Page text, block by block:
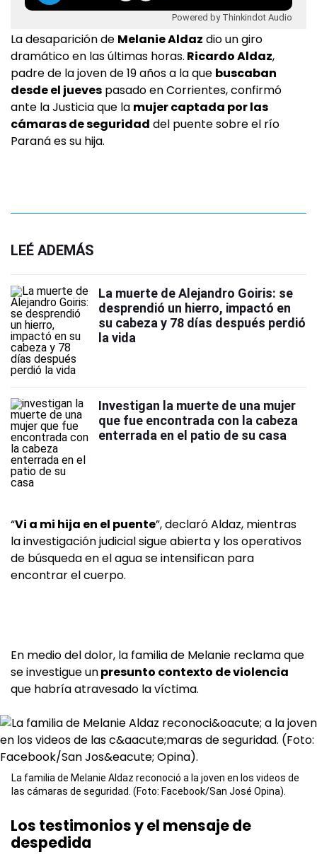
Powered by Thinkindot Audio
La desaparición de Melanie Aldaz dio un giro
dramático en las últimas horas. Ricardo Aldaz,
padre de la joven de 19 años a la que buscaban
desde el jueves pasado en Corrientes, confirmó
ante la Justicia que la mujer captada por las
cámaras de seguridad del puente sobre el río
Paraná es su hija.
LEÉ ADEMÁS
La muerte de Alejandro Goiris: se
desprendió un hierro, impactó en
su cabeza y 78 días después perdió
la vida
Investigan la muerte de una mujer
que fue encontrada con la cabeza
enterrada en el patio de su casa
“Vi a mi hija en el puente”, declaró Aldaz, mientras
la investigación judicial sigue abierta y los operativos
de búsqueda en el agua se intensifican para
encontrar el cuerpo.
En medio del dolor, la familia de Melanie reclama que
se investigue unpresunto contexto de violencia
que habría atravesado la víctima.
La familia de Melanie Aldaz reconoció a la joven en los videos de
las cámaras de seguridad. (Foto: Facebook/San José Opina).
Los testimonios y el mensaje de
despedida